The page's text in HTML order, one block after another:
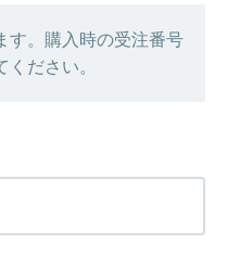
す。購入時の受注番号
ださい。